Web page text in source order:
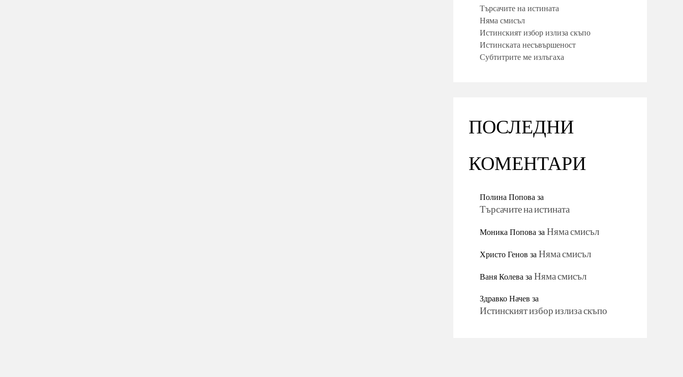
Търсачите на истината
Няма смисъл
Истинският избор излиза скъпо
Истинската несъвършеност
Субтитрите ме излъгаха
ПОСЛЕДНИ
КОМЕНТАРИ
Полина Поповаза
Търсачите на истината
Моника ПоповазаНяма смисъл
Христо ГеновзаНяма смисъл
Ваня КолевазаНяма смисъл
Здравко Начевза
Истинският избор излиза скъпо